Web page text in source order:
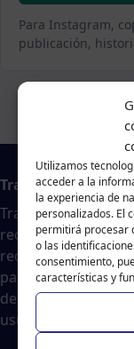
Utilizamos
acceder a la
la experiencia de
personalizados. El
permitirá procesar
o las
consentimiento,
características y
Para Instagram,
publicación,
Trabajo en A
Traballar na costa
recopiladas de
redes sociales,
particulares, no
del contenido ni
usuarios deberán